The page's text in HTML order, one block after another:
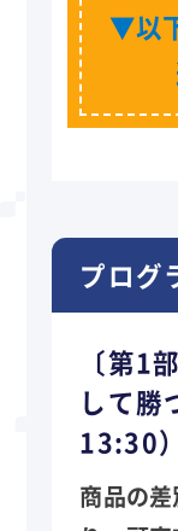
▼以
プログ
〔第1
して勝
13:30）
商品の